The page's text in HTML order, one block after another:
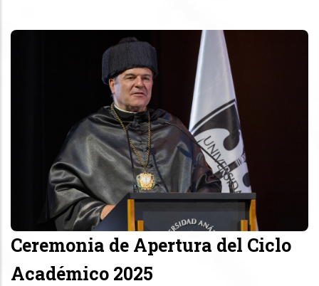
Ceremonia de Apertura del Ciclo
Académico 2025